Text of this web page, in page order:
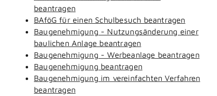
beantragen
BAföG für einen Schulbesuch beantragen
Baugenehmigung - Nutzungsänderung einer
baulichen Anlage beantragen
Baugenehmigung - Werbeanlage beantragen
Baugenehmigung beantragen
Baugenehmigung im vereinfachten Verfahren
beantragen